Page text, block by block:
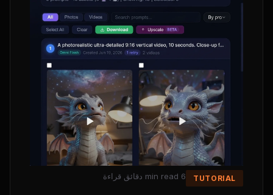
TUTORIAL
6 min read دقائق قراءة